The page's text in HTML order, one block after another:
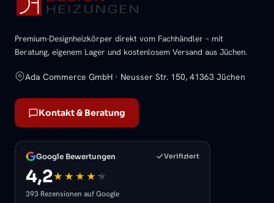
Premium-Designheizkörper direkt vom Fachhändler – mit
Beratung, eigenem Lager und kostenlosem Versand aus Jüchen.
Ada Commerce GmbH · Neusser Str. 150, 41363 Jüchen
Kontakt & Beratung
Google Bewertungen Verifiziert
4,2
393 Rezensionen auf Google